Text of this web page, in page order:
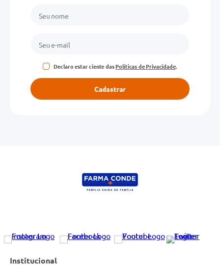
Declaro estar ciente dasPolíticas de Privacidade.
Cadastrar
Institucional